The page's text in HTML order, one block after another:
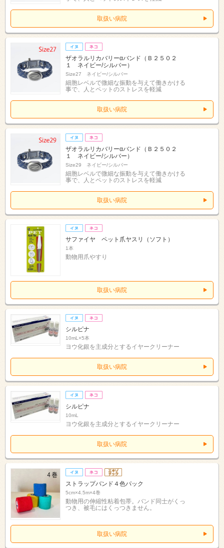
取扱い病院
ザオラルリカバリーαバンド（Ｂ２５０２
１ ネイビー/シルバー）
Size27 ネイビー/シルバー
細胞レベルで微細な振動を与えて働きかける
事で、人とペットのストレスを軽減
取扱い病院
ザオラルリカバリーαバンド（Ｂ２５０２
１ ネイビー/シルバー）
Size29 ネイビー/シルバー
細胞レベルで微細な振動を与えて働きかける
事で、人とペットのストレスを軽減
取扱い病院
サファイヤ ペット爪ヤスリ（ソフト）
1本
動物用爪やすり
取扱い病院
シルピナ
10mL×5本
ヨウ化銀を主成分とするイヤークリーナー
取扱い病院
シルピナ
10mL
ヨウ化銀を主成分とするイヤークリーナー
取扱い病院
ストラップバンド４色パック
5cm×4.5m×4巻
動物用の伸縮性粘着包帯。バンド同士がくっ
つき、被毛にはくっつきません。
取扱い病院